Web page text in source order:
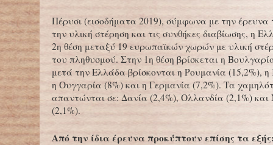
Πέρυσι (εισοδήματα 2019), σύμφωνα με την
την υλική στέρηση και τις συνθήκες διαβίωσης, η
2η θέση μεταξύ 19 ευρωπαϊκών χωρών με υλική
του πληθυσμού. Στην 1η θέση βρίσκεται η
μετά την Ελλάδα βρίσκονται η Ρουμανία (15,2%),
η Ουγγαρία (8%) και η Γερμανία (7,2%). Τα
απαντώνται σε: Δανία (2,4%), Ολλανδία (2,1%) και
(2,1%).
Από την ίδια έρευνα προκύπτουν επίσης τα